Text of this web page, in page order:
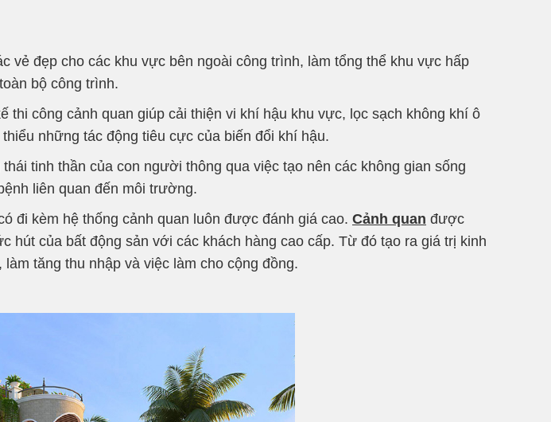
vẻ đẹp cho các khu vực bên ngoài công trình, làm tổng thể khu vực hấp
bộ công trình.
công cảnh quan giúp cải thiện vi khí hậu khu vực, lọc sạch không khí ô
những tác động tiêu cực của biến đổi khí hậu.
tinh thần của con người thông qua việc tạo nên các không gian sống
liên quan đến môi trường.
đi kèm hệ thống cảnh quan luôn được đánh giá cao. Cảnh quan được
hút của bất động sản với các khách hàng cao cấp. Từ đó tạo ra giá trị kinh
tăng thu nhập và việc làm cho cộng đồng.